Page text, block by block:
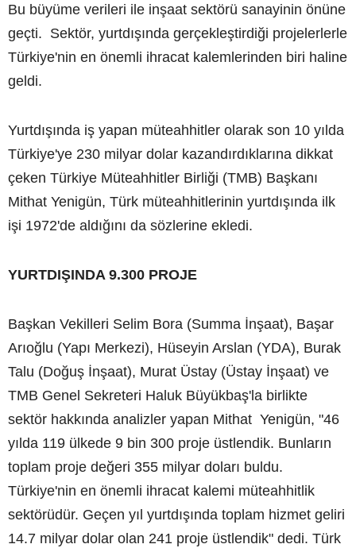
Bu büyüme verileri ile inşaat sektörü sanayinin önüne
geçti. Sektör, yurtdışında gerçekleştirdiği projelerlerle
Türkiye'nin en önemli ihracat kalemlerinden biri haline
geldi.
Yurtdışında iş yapan müteahhitler olarak son 10 yılda
Türkiye'ye 230 milyar dolar kazandırdıklarına dikkat
çeken Türkiye Müteahhitler Birliği (TMB) Başkanı
Mithat Yenigün, Türk müteahhitlerinin yurtdışında ilk
işi 1972'de aldığını da sözlerine ekledi.
YURTDIŞINDA 9.300 PROJE
Başkan Vekilleri Selim Bora (Summa İnşaat), Başar
Arıoğlu (Yapı Merkezi), Hüseyin Arslan (YDA), Burak
Talu (Doğuş İnşaat), Murat Üstay (Üstay İnşaat) ve
TMB Genel Sekreteri Haluk Büyükbaş'la birlikte
sektör hakkında analizler yapan Mithat Yenigün, "46
yılda 119 ülkede 9 bin 300 proje üstlendik. Bunların
toplam proje değeri 355 milyar doları buldu.
Türkiye'nin en önemli ihracat kalemi müteahhitlik
sektörüdür. Geçen yıl yurtdışında toplam hizmet geliri
14.7 milyar dolar olan 241 proje üstlendik" dedi. Türk